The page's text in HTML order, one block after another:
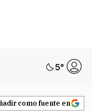
5°
como fuente en